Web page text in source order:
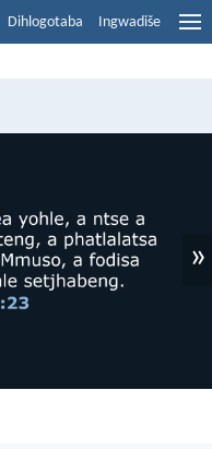
Dihlogotaba Ingwadiše
»